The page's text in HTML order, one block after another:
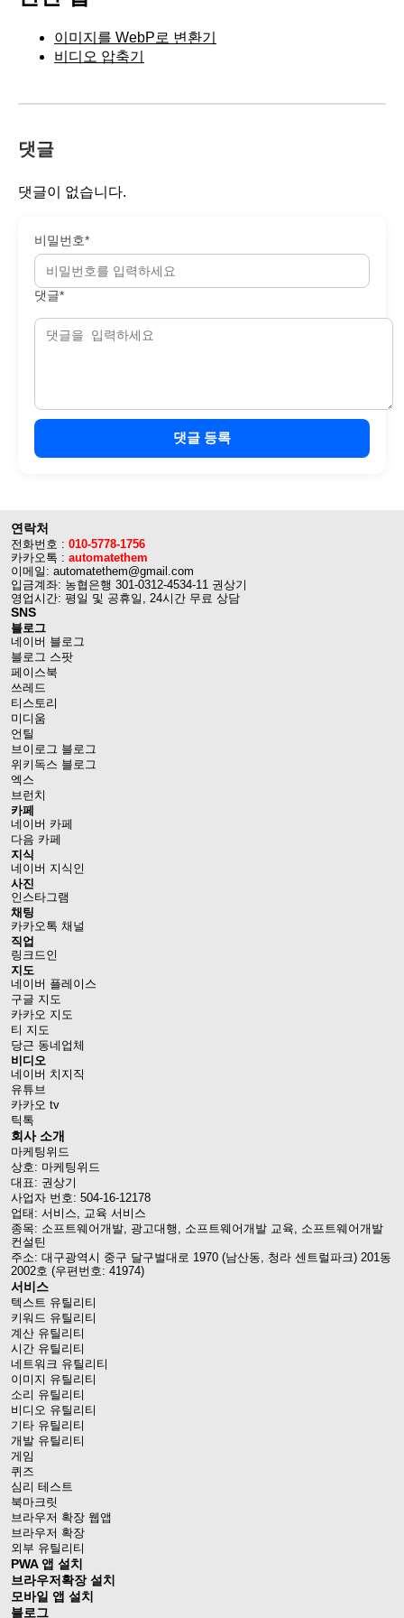
이미지를 WebP로 변환기
비디오 압축기
댓글
댓글이 없습니다.
비밀번호*
댓글*
댓글 등록
연락처
전화번호 : 010-5778-1756
카카오톡 : automatethem
이메일: automatethem@gmail.com
입금계좌: 농협은행 301-0312-4534-11 권상기
영업시간: 평일 및 공휴일, 24시간 무료 상담
SNS
블로그
네이버 블로그
블로그 스팟
페이스북
쓰레드
티스토리
미디움
언틸
브이로그 블로그
위키독스 블로그
엑스
브런치
카페
네이버 카페
다음 카페
지식
네이버 지식인
사진
인스타그램
채팅
카카오톡 채널
직업
링크드인
지도
네이버 플레이스
구글 지도
카카오 지도
티 지도
당근 동네업체
비디오
네이버 치지직
유튜브
카카오 tv
틱톡
회사 소개
마케팅위드
상호: 마케팅위드
대표: 권상기
사업자 번호: 504-16-12178
업태: 서비스, 교육 서비스
종목: 소프트웨어개발, 광고대행, 소프트웨어개발 교육, 소프트웨어개발
컨설틴
주소: 대구광역시 중구 달구벌대로 1970 (남산동, 청라 센트럴파크) 201동
2002호 (우편번호: 41974)
서비스
텍스트 유틸리티
키워드 유틸리티
계산 유틸리티
시간 유틸리티
네트워크 유틸리티
이미지 유틸리티
소리 유틸리티
비디오 유틸리티
기타 유틸리티
개발 유틸리티
게임
퀴즈
심리 테스트
북마크릿
브라우저 확장 웹앱
브라우저 확장
외부 유틸리티
PWA 앱 설치
브라우저확장 설치
모바일 앱 설치
블로그